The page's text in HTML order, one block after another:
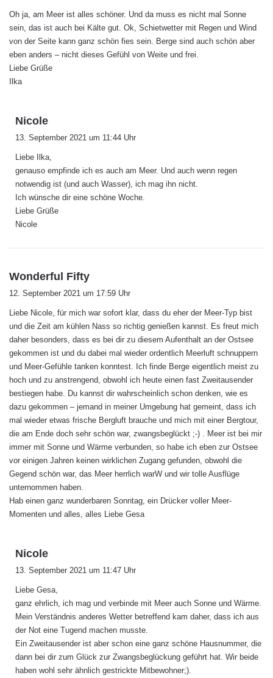
t
:
Oh ja, am Meer ist alles schöner. Und da muss es nicht mal Sonne
sein, das ist auch bei Kälte gut. Ok, Schietwetter mit Regen und Wind
von der Seite kann ganz schön fies sein. Berge sind auch schön aber
eben anders – nicht dieses Gefühl von Weite und frei.
Liebe Grüße
Ilka
Nicole
t
:
13. September 2021 um 11:44 Uhr
Liebe Ilka,
genauso empfinde ich es auch am Meer. Und auch wenn regen
notwendig ist (und auch Wasser), ich mag ihn nicht.
Ich wünsche dir eine schöne Woche.
Liebe Grüße
Nicole
Wonderful Fifty
t
12. September 2021 um 17:59 Uhr
Liebe Nicole, für mich war sofort klar, dass du eher der Meer-Typ bist
und die Zeit am kühlen Nass so richtig genießen kannst. Es freut mich
daher besonders, dass es bei dir zu diesem Aufenthalt an der Ostsee
gekommen ist und du dabei mal wieder ordentlich Meerluft schnuppern
und Meer-Gefühle tanken konntest. Ich finde Berge eigentlich meist zu
hoch und zu anstrengend, obwohl ich heute einen fast Zweitausender
bestiegen habe. Du kannst dir wahrscheinlich schon denken, wie es
dazu gekommen – jemand in meiner Umgebung hat gemeint, dass ich
mal wieder etwas frische Bergluft brauche und mich mit einer Bergtour,
die am Ende doch sehr schön war, zwangsbeglückt ;-) . Meer ist bei mir
immer mit Sonne und Wärme verbunden, so habe ich eben zur Ostsee
vor einigen Jahren keinen wirklichen Zugang gefunden, obwohl die
Gegend schön war, das Meer herrlich warW und wir tolle Ausflüge
unternommen haben.
Hab einen ganz wunderbaren Sonntag, ein Drücker voller Meer-
Momenten und alles, alles Liebe Gesa
Nicole
t
:
13. September 2021 um 11:47 Uhr
Liebe Gesa,
ganz ehrlich, ich mag und verbinde mit Meer auch Sonne und Wärme.
Mein Verständnis anderes Wetter betreffend kam daher, dass ich aus
der Not eine Tugend machen musste.
Ein Zweitausender ist aber schon eine ganz schöne Hausnummer, die
dann bei dir zum Glück zur Zwangsbeglückung geführt hat. Wir beide
haben wohl sehr ähnlich gestrickte Mitbewohner;).